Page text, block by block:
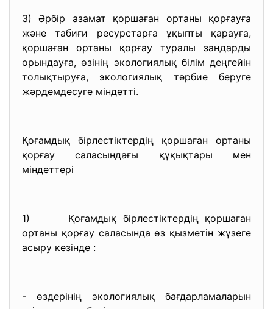
3) Әрбір азамат қоршаған ортаны қорғауға
және табиғи ресурстарға ұқыпты қарауға,
қоршаған ортаны қорғау туралы заңдарды
орындауға, өзінің экологиялық білім деңгейін
толықтыруға, экологиялық тәрбие беруге
жәрдемдесуге міндетті.
Қоғамдық бірлестіктердің қоршаған ортаны
қорғау саласындағы құқықтары мен
міндеттері
1) Қоғамдық бірлестіктердің қоршаған
ортаны қорғау саласында өз қызметін жүзеге
асыру кезінде :
- өздерінің экологиялық бағдарламаларын